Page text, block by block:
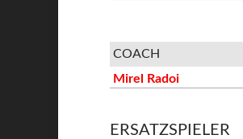
COACH
Mirel Radoi
ERSATZSPIELER